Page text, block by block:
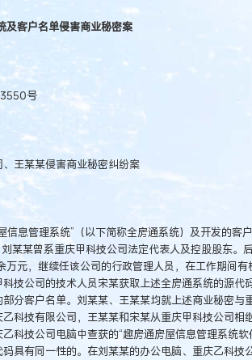
户名单侵害商业秘密案
号
王某某侵害商业秘密纠纷案
息管理系统”（以下简称全房通系统）及开发的客
某某曾系重庆甲科技公司法定代表人及控股股东。
元，继续任该公司的行政管理人员，在工作期间有
技公司的技术人员宋某获取上述全房通系统的源代
分客户名单。刘某某、王某某均就上述商业秘密与
科技有限公司，王某某和宋某从重庆甲科技公司相
科技公司电脑中查获的“趣房通房屋信息管理系统软
具有同一性的。在刘某某的办公电脑、重庆乙科技